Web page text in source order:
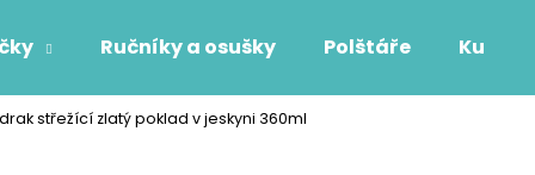
Ručníky a osušky Polštáře
střežící zlatý poklad v jeskyni 360ml
Co potřebujete najít?